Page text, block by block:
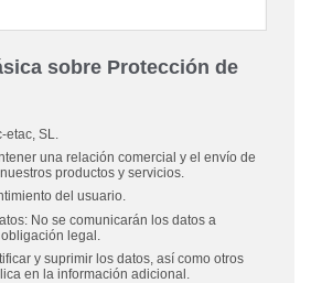
sobre Protección de
etac, SL.
una relación comercial y el envío de
productos y servicios.
del usuario.
No se comunicarán los datos a
legal.
y suprimir los datos, así como otros
en la información adicional.